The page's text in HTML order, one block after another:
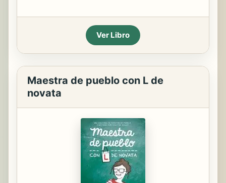
Ver Libro
Maestra de pueblo con L de
novata